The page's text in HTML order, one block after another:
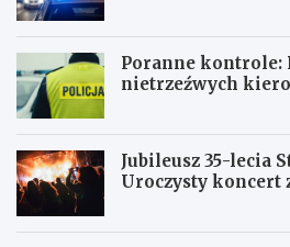
Poranne
nietrzeźwych
Jubileusz 35-lecia
Uroczysty koncert